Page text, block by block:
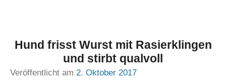
Hund frisst Wurst mit Rasierklingen
und stirbt qualvoll
Veröffentlicht am 2. Oktober 2017